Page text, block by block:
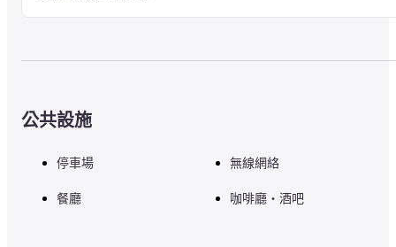
公共設施
停車場 無線網絡
餐廳 咖啡廳・酒吧